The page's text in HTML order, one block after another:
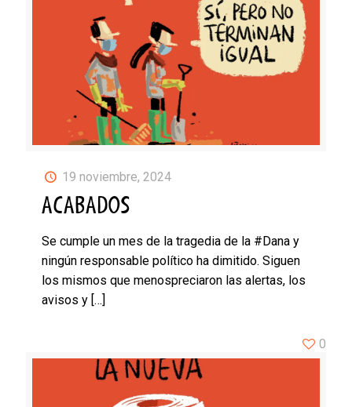
19 noviembre, 2024
ACABADOS
Se cumple un mes de la tragedia de la #Dana y
ningún responsable político ha dimitido. Siguen
los mismos que menospreciaron las alertas, los
avisos y […]
0